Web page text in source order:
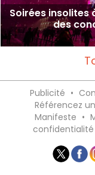
Soirées insolites
des
Publicité •
Référencez
Manifeste •
confidentialité